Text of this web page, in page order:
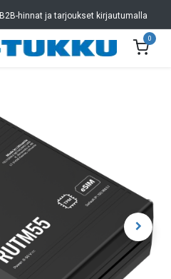
B2B-hinnat ja tarjoukset kirjautumalla
0